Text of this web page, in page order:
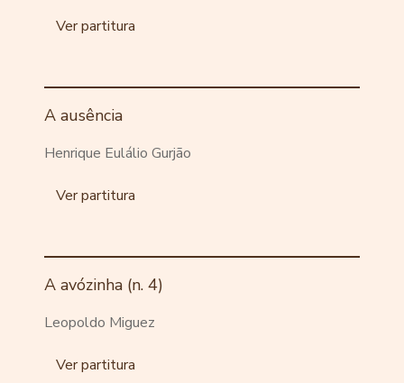
Ver partitura
A ausência
Henrique Eulálio Gurjão
Ver partitura
A avózinha (n. 4)
Leopoldo Miguez
Ver partitura